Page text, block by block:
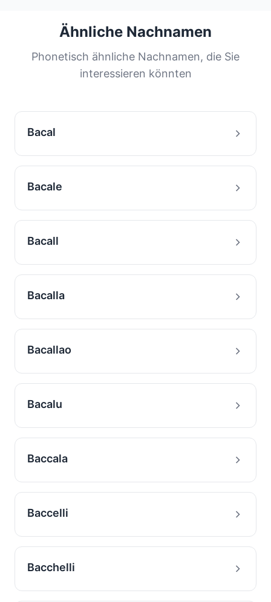
großen Teil der Bevölkerung geteilt. Diese
Verteilung hilft uns, die Ursprünge und
Migrationsgeschichte von Familien mit diesem
Ähnliche Nachnamen
Phonetisch ähnliche Nachnamen, die Sie
interessieren könnten
Bacal
Bacale
Bacall
Bacalla
Bacallao
Bacalu
Baccala
Baccelli
Bacchelli